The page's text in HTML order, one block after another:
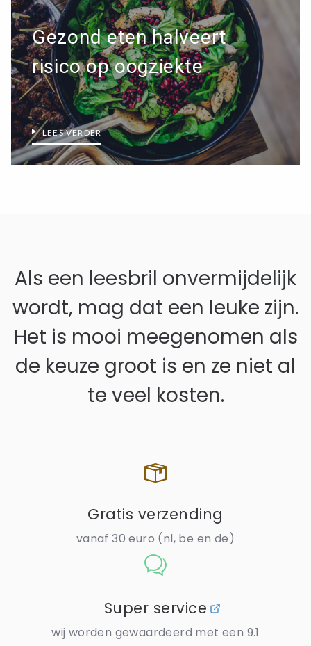
Gezond eten halveert
risico op oogziekte
LEES VERDER
Als een leesbril onvermijdelijk
wordt, mag dat een leuke zijn.
Het is mooi meegenomen als
de keuze groot is en ze niet al
te veel kosten.
Gratis verzending
vanaf 30 euro (nl, be en de)
Super service
wij worden gewaardeerd met een 9.1